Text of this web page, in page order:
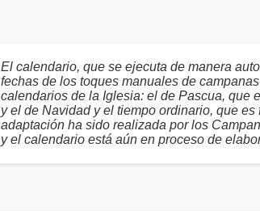
El calendario, que se ejecuta de manera
fechas de los toques manuales de
calendarios de la Iglesia: el de Pascua, que
y el de Navidad y el tiempo ordinario, que
adaptación ha sido realizada por los
y el calendario está aún en proceso de